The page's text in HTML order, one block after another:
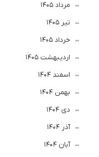
مرداد 1405
تير 1405
خرداد 1405
ارديبهشت 1405
اسفند 1404
بهمن 1404
دی 1404
آذر 1404
آبان 1404